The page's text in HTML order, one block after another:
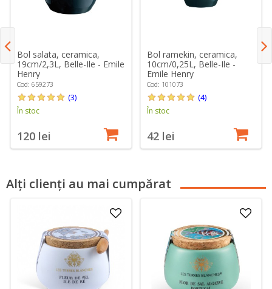
Bol salata, ceramica,
19cm/2,3L, Belle-Ile - Emile
Henry
Cod: 659273
(3)
În stoc
120 lei
Bol ramekin, ceramica,
10cm/0,25L, Belle-Ile -
Emile Henry
Cod: 101073
(4)
În stoc
42 lei
Alți clienți au mai cumpărat